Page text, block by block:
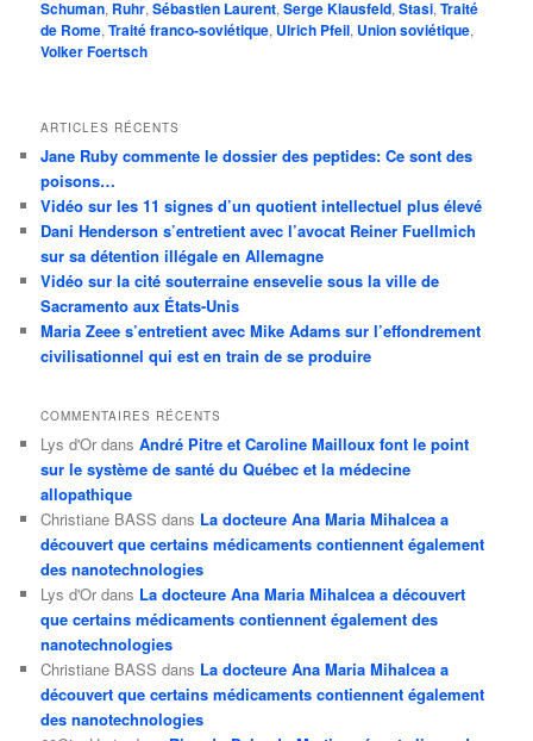
Schuman, Ruhr,Sébastien Laurent,Serge Klausfeld,Stasi,Traité
de Rome,Traité franco-soviétique, Ulrich Pfeil, Union soviétique,
Volker Foertsch
ARTICLES RÉCENTS
Jane Ruby commente le dossier des peptides: Ce sont des
poisons…
Vidéo sur les 11 signes d’un quotient intellectuel plus élevé
Dani Henderson s’entretient avec l’avocat Reiner Fuellmich
sur sa détention illégale en Allemagne
Vidéo sur la cité souterraine ensevelie sous la ville de
Sacramento aux États-Unis
Maria Zeee s’entretient avec Mike Adams sur l’effondrement
civilisationnel qui est en train de se produire
COMMENTAIRES RÉCENTS
Lys d'Or dansAndré Pitre et Caroline Mailloux font le point
sur le système de santé du Québec et la médecine
allopathique
Christiane BASS dans La docteure Ana Maria Mihalcea a
découvert que certains médicaments contiennent également
des nanotechnologies
Lys d'Or dans La docteure Ana Maria Mihalcea a découvert
que certains médicaments contiennent également des
nanotechnologies
Christiane BASS dans La docteure Ana Maria Mihalcea a
découvert que certains médicaments contiennent également
des nanotechnologies